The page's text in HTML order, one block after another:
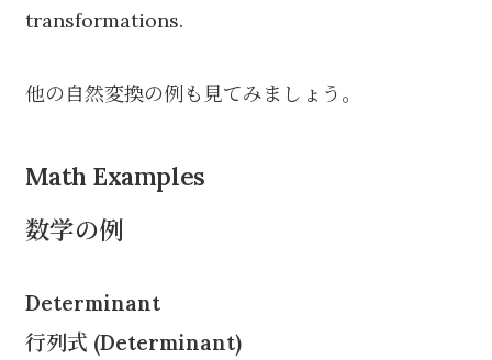
transformations.
他の自然変換の例も見てみましょう。
Math Examples
数学の例
Determinant
行列式 (Determinant)